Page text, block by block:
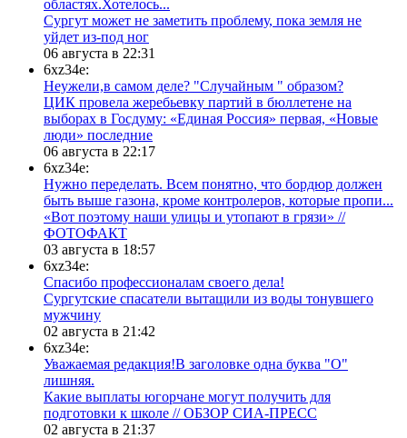
областях.Хотелось...
Сургут может не заметить проблему, пока земля не
уйдет из-под ног
06 августа в 22:31
6xz34e:
Неужели,в самом деле? "Случайным " образом?
ЦИК провела жеребьевку партий в бюллетене на
выборах в Госдуму: «Единая Россия» первая, «Новые
люди» последние
06 августа в 22:17
6xz34e:
Нужно переделать. Всем понятно, что бордюр должен
быть выше газона, кроме контролеров, которые пропи...
«Вот поэтому наши улицы и утопают в грязи» //
ФОТОФАКТ
03 августа в 18:57
6xz34e:
Спасибо профессионалам своего дела!
Сургутские спасатели вытащили из воды тонувшего
мужчину
02 августа в 21:42
6xz34e:
Уважаемая редакция!В заголовке одна буква "О"
лишняя.
Какие выплаты югорчане могут получить для
подготовки к школе // ОБЗОР СИА-ПРЕСС
02 августа в 21:37